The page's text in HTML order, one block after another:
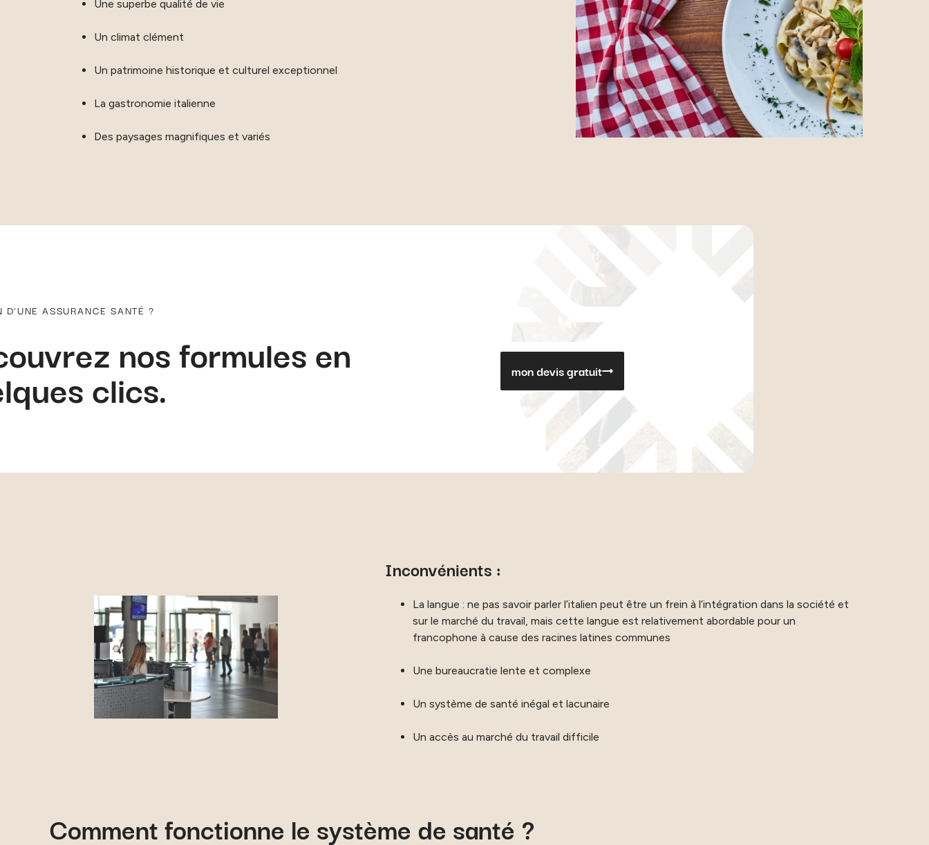
Une superbe qualité de vie
Un climat clément
Un patrimoine historique et culturel exceptionnel
La gastronomie italienne
Des paysages magnifiques et variés
D'UNE ASSURANCE SANTÉ ?
nos formules en
clics. mon devis gratuit
Inconvénients :
La langue : ne pas savoir parler l’italien peut être un frein à l’intégration dans la société et
sur le marché du travail, mais cette langue est relativement abordable pour un
francophone à cause des racines latines communes
Une bureaucratie lente et complexe
Un système de santé inégal et lacunaire
Un accès au marché du travail difficile
Comment fonctionne le système de santé ?